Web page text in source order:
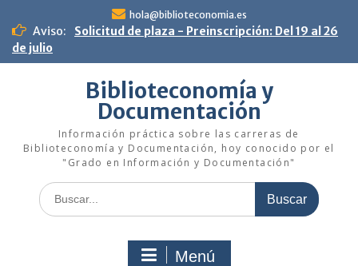
contenido
hola@biblioteconomia.es
Aviso:
Solicitud de plaza - Preinscripción: Del 19 al 26
de julio
Biblioteconomía y
Documentación
Información práctica sobre las carreras de
Biblioteconomía y Documentación, hoy conocido por el
"Grado en Información y Documentación"
Buscar:
Menú